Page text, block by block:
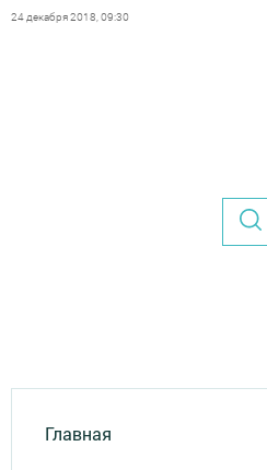
24 декабря 2018, 09:30
Главная